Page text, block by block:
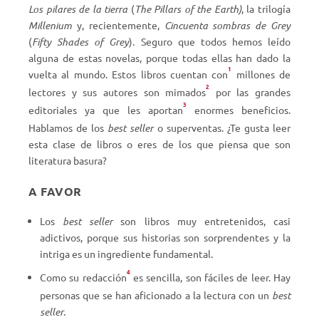
Los pilares de la tierra (The Pillars of the Earth), la trilogía
Millenium y, recientemente, Cincuenta sombras de Grey
(Fifty Shades of Grey). Seguro que todos hemos leído
alguna de estas novelas, porque todas ellas han dado la
vuelta al mundo. Estos libros cuentan con1
millones de
lectores y sus autores son mimados2
por las grandes
editoriales ya que les aportan3
enormes beneficios.
Hablamos de los best sellero superventas. ¿Te gusta leer
esta clase de libros o eres de los que piensa que son
literatura basura?
A FAVOR
Los best sellerson libros muy entretenidos, casi
adictivos, porque sus historias son sorprendentes y la
intriga es un ingrediente fundamental.
Como su redacción4es sencilla, son fáciles de leer. Hay
personas que se han aficionado a la lectura con un best
seller.